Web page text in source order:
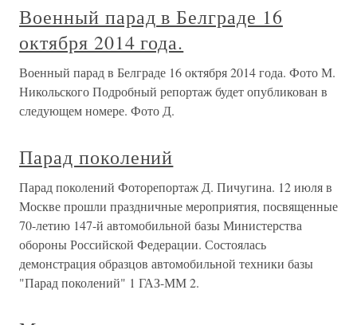
Военный парад в Белграде 16
октября 2014 года.
Военный парад в Белграде 16 октября 2014 года. Фото М.
Никольского Подробный репортаж будет опубликован в
следующем номере. Фото Д.
Парад поколений
Парад поколений Фоторепортаж Д. Пичугина. 12 июля в
Москве прошли праздничные мероприятия, посвященные
70-летию 147-й автомобильной базы Министерства
обороны Российской Федерации. Состоялась
демонстрация образцов автомобильной техники базы
"Парад поколений" 1 ГАЗ-ММ 2.